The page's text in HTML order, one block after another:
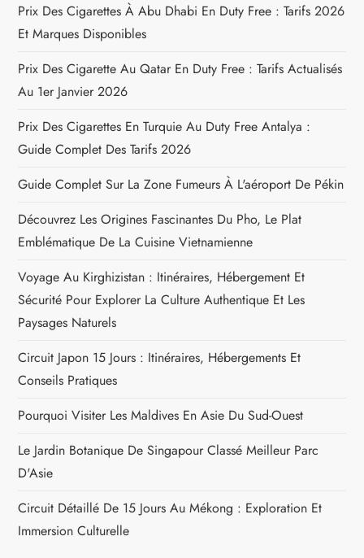
a
t
i
o
n
d
e
l
’
a
r
t
i
c
Prix Des Cigarettes À Abu Dhabi En Duty Free : Tarifs 2026
Et Marques Disponibles
Prix Des Cigarette Au Qatar En Duty Free : Tarifs Actualisés
Au 1er Janvier 2026
Prix Des Cigarettes En Turquie Au Duty Free Antalya :
Guide Complet Des Tarifs 2026
Guide Complet Sur La Zone Fumeurs À L'aéroport De Pékin
Découvrez Les Origines Fascinantes Du Pho, Le Plat
Emblématique De La Cuisine Vietnamienne
Voyage Au Kirghizistan : Itinéraires, Hébergement Et
Sécurité Pour Explorer La Culture Authentique Et Les
Paysages Naturels
Circuit Japon 15 Jours : Itinéraires, Hébergements Et
Conseils Pratiques
Pourquoi Visiter Les Maldives En Asie Du Sud-Ouest
Le Jardin Botanique De Singapour Classé Meilleur Parc
D'Asie
Circuit Détaillé De 15 Jours Au Mékong : Exploration Et
Immersion Culturelle